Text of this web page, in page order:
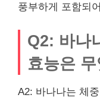
풍부하게 포함되
Q2: 바나
효능은
A2: 바나나는 체